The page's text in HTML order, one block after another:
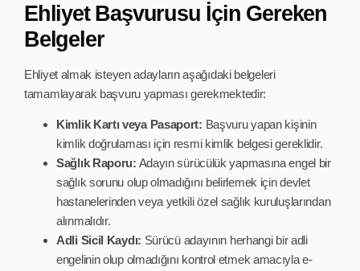
Ehliyet Başvurusu İçin Gereken
Belgeler
Ehliyet almak isteyen adayların aşağıdaki belgeleri
tamamlayarak başvuru yapması gerekmektedir:
Kimlik Kartı veya Pasaport: Başvuru yapan kişinin
kimlik doğrulaması için resmi kimlik belgesi gereklidir.
Sağlık Raporu: Adayın sürücülük yapmasına engel bir
sağlık sorunu olup olmadığını belirlemek için devlet
hastanelerinden veya yetkili özel sağlık kuruluşlarından
alınmalıdır.
Adli Sicil Kaydı: Sürücü adayının herhangi bir adli
engelinin olup olmadığını kontrol etmek amacıyla e-